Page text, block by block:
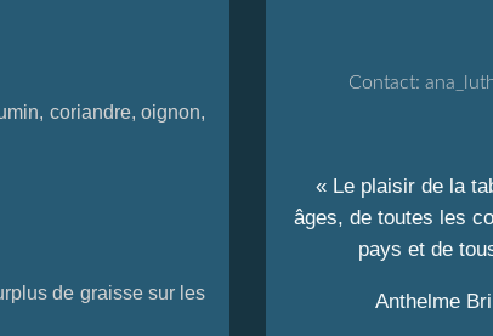
coriandre, oignon,
de graisse sur les
Contact:
« Le plaisir de la
âges, de toutes les
pays et de
Anthelme